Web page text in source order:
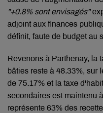
"+0.8% sont envisagés"
adjoint aux finances
définit, faute de budget au
Revenons à Parthenay, la
bâties reste à 48.33%, sur
de 75.17% et la taxe
secondaires est maintenu
représente 63% des